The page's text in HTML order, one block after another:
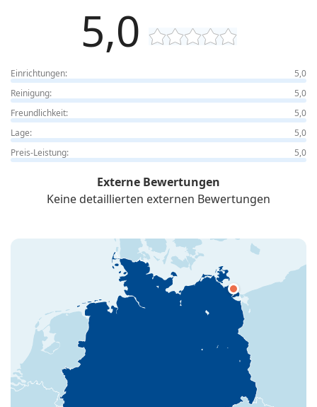
5,0
Einrichtungen:
5,0
Reinigung:
5,0
Freundlichkeit:
5,0
Lage:
5,0
Preis-Leistung:
5,0
Externe Bewertungen
Keine detaillierten externen Bewertungen